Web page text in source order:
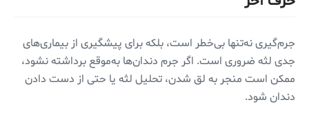
جرم‌گیری نه‌تنها بی‌خطر است، بلکه برای پیشگیری از بیماری‌های
جدی لثه ضروری است. اگر جرم دندان‌ها به‌موقع برداشته نشود،
ممکن است منجر به لق شدن، تحلیل لثه یا حتی از دست دادن
دندان شود.